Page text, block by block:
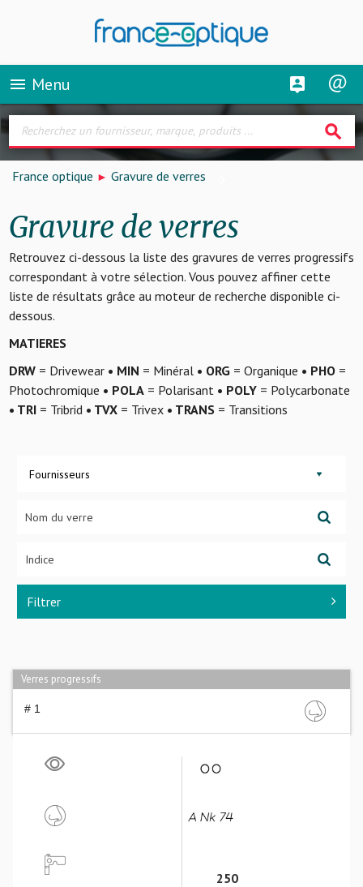
menu Menu
search
France optique Gravure de verres
Gravure de verres
Retrouvez ci-dessous la liste des gravures de verres progressifs
correspondant à votre sélection. Vous pouvez affiner cette
liste de résultats grâce au moteur de recherche disponible ci-
dessous.
MATIERES
DRW= Drivewear • MIN = Minéral • ORG= Organique • PHO=
Photochromique • POLA= Polarisant • POLY= Polycarbonate
• TRI= Tribrid • TVX= Trivex • TRANS= Transitions
Fournisseurs
Filtrer
Verres progressifs
# 1
250